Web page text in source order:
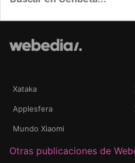
Xataka
Applesfera
Mundo Xiaomi
Otras publicaciones de